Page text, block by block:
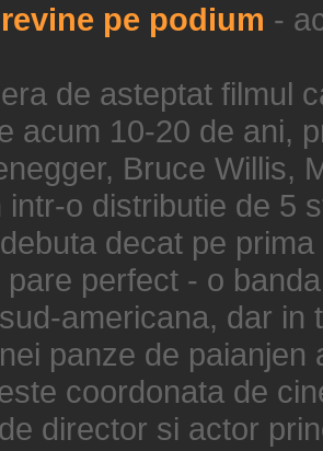
pe podium -
de asteptat filmul
acum 10-20 de ani,
Bruce Willis,
intr-o distributie de 5
decat pe
pare perfect - o
americana, dar in
panze de
coordonata de
director si actor